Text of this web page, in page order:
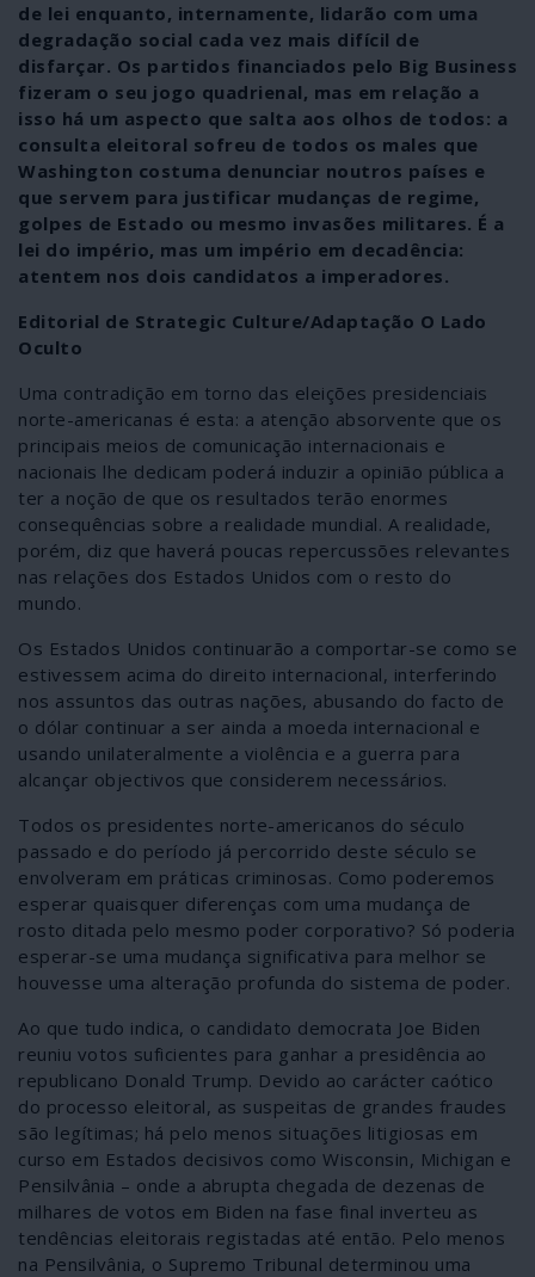
de lei enquanto, internamente, lidarão com uma
degradação social cada vez mais difícil de
disfarçar. Os partidos financiados pelo Big Business
fizeram o seu jogo quadrienal, mas em relação a
isso há um aspecto que salta aos olhos de todos: a
consulta eleitoral sofreu de todos os males que
Washington costuma denunciar noutros países e
que servem para justificar mudanças de regime,
golpes de Estado ou mesmo invasões militares. É a
lei do império, mas um império em decadência:
atentem nos dois candidatos a imperadores.
Editorial de Strategic Culture/Adaptação O Lado
Oculto
Uma contradição em torno das eleições presidenciais
norte-americanas é esta: a atenção absorvente que os
principais meios de comunicação internacionais e
nacionais lhe dedicam poderá induzir a opinião pública a
ter a noção de que os resultados terão enormes
consequências sobre a realidade mundial. A realidade,
porém, diz que haverá poucas repercussões relevantes
nas relações dos Estados Unidos com o resto do
mundo.
Os Estados Unidos continuarão a comportar-se como se
estivessem acima do direito internacional, interferindo
nos assuntos das outras nações, abusando do facto de
o dólar continuar a ser ainda a moeda internacional e
usando unilateralmente a violência e a guerra para
alcançar objectivos que considerem necessários.
Todos os presidentes norte-americanos do século
passado e do período já percorrido deste século se
envolveram em práticas criminosas. Como poderemos
esperar quaisquer diferenças com uma mudança de
rosto ditada pelo mesmo poder corporativo? Só poderia
esperar-se uma mudança significativa para melhor se
houvesse uma alteração profunda do sistema de poder.
Ao que tudo indica, o candidato democrata Joe Biden
reuniu votos suficientes para ganhar a presidência ao
republicano Donald Trump. Devido ao carácter caótico
do processo eleitoral, as suspeitas de grandes fraudes
são legítimas; há pelo menos situações litigiosas em
curso em Estados decisivos como Wisconsin, Michigan e
Pensilvânia – onde a abrupta chegada de dezenas de
milhares de votos em Biden na fase final inverteu as
tendências eleitorais registadas até então. Pelo menos
na Pensilvânia, o Supremo Tribunal determinou uma